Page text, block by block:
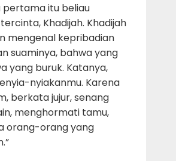
pertama itu beliau
Khadijah. Khadijah
mengenal kepribadian
suaminya, bahwa yang
yang buruk. Katanya,
nyiakanmu. Karena
berkata jujur, senang
menghormati tamu,
orang-orang yang